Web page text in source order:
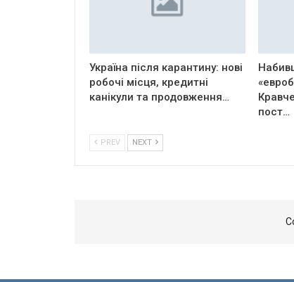
Україна після карантину: нові
робочі місця, кредитні
канікули та продовження…
пост…
PREV NEXT